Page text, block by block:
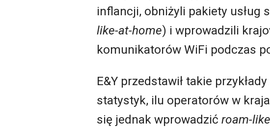
inflancji, obniżyli pakiety usług
like-at-home) i wprowadzili
komunikatorów WiFi podczas
E&Y przedstawił takie
statystyk, ilu operatorów w
się jednak wprowadzić roam-